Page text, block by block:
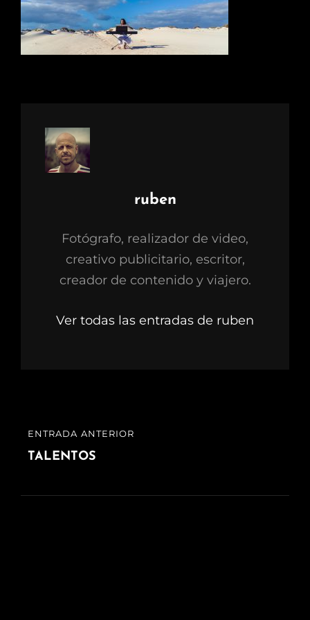
Autor:
ruben
Fotógrafo, realizador de video,
creativo publicitario, escritor,
creador de contenido y viajero.
Ver todas las entradas de ruben
Navegación
de
ENTRADA
ANTERIOR
ENTRADA ANTERIOR
TALENTOS